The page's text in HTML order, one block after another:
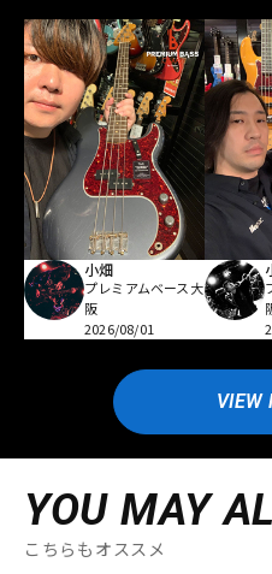
小畑
プレミアムベース大
阪
2026/08/01
VIEW
YOU MAY
こちらもオススメ